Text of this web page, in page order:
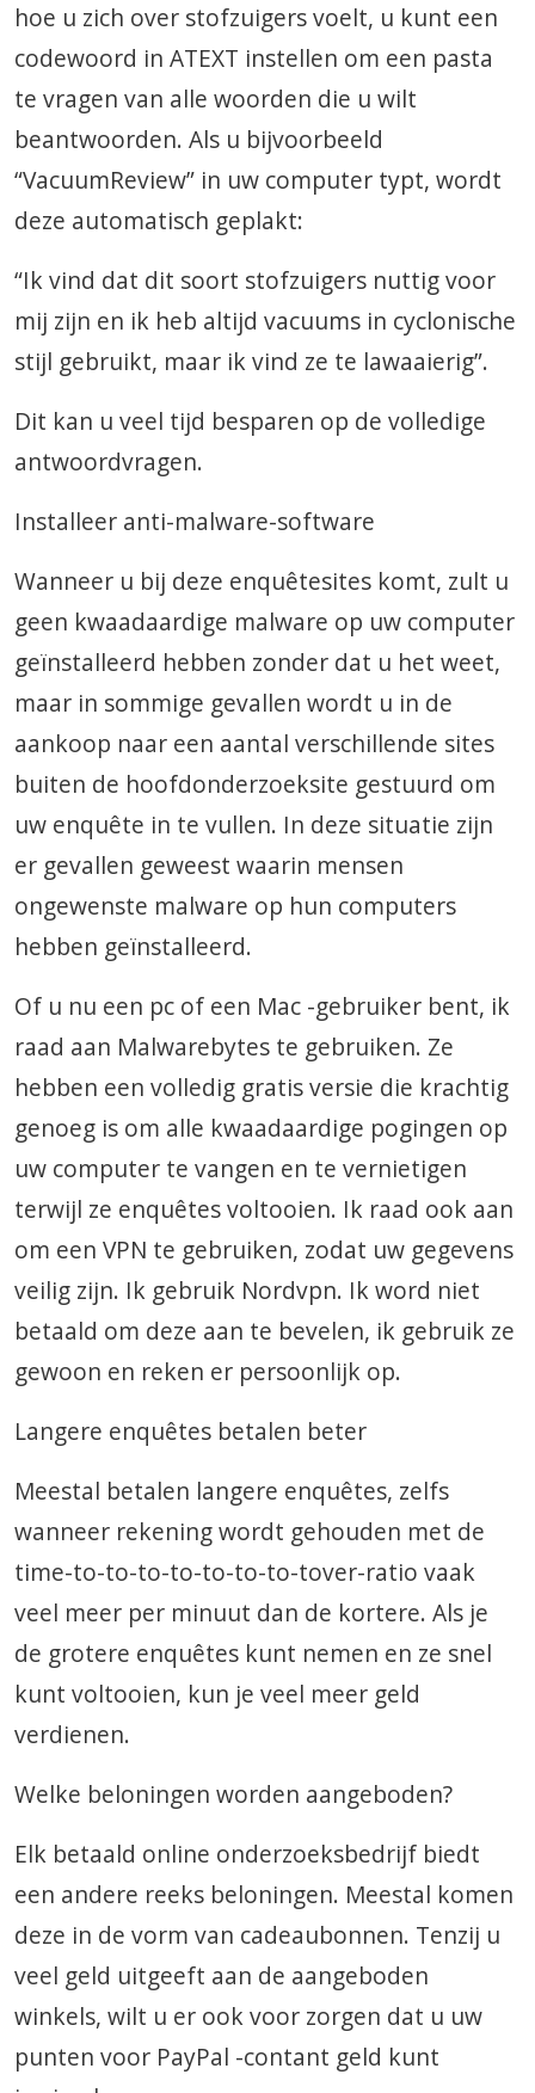
hoe u zich over stofzuigers voelt, u kunt een
codewoord in ATEXT instellen om een ​​pasta
te vragen van alle woorden die u wilt
beantwoorden. Als u bijvoorbeeld
“VacuumReview” in uw computer typt, wordt
deze automatisch geplakt:
“Ik vind dat dit soort stofzuigers nuttig voor
mij zijn en ik heb altijd vacuums in cyclonische
stijl gebruikt, maar ik vind ze te lawaaierig”.
Dit kan u veel tijd besparen op de volledige
antwoordvragen.
Installeer anti-malware-software
Wanneer u bij deze enquêtesites komt, zult u
geen kwaadaardige malware op uw computer
geïnstalleerd hebben zonder dat u het weet,
maar in sommige gevallen wordt u in de
aankoop naar een aantal verschillende sites
buiten de hoofdonderzoeksite gestuurd om
uw enquête in te vullen. In deze situatie zijn
er gevallen geweest waarin mensen
ongewenste malware op hun computers
hebben geïnstalleerd.
Of u nu een pc of een Mac -gebruiker bent, ik
raad aan Malwarebytes te gebruiken. Ze
hebben een volledig gratis versie die krachtig
genoeg is om alle kwaadaardige pogingen op
uw computer te vangen en te vernietigen
terwijl ze enquêtes voltooien. Ik raad ook aan
om een ​​VPN te gebruiken, zodat uw gegevens
veilig zijn. Ik gebruik Nordvpn. Ik word niet
betaald om deze aan te bevelen, ik gebruik ze
gewoon en reken er persoonlijk op.
Langere enquêtes betalen beter
Meestal betalen langere enquêtes, zelfs
wanneer rekening wordt gehouden met de
time-to-to-to-to-to-to-to-tover-ratio vaak
veel meer per minuut dan de kortere. Als je
de grotere enquêtes kunt nemen en ze snel
kunt voltooien, kun je veel meer geld
verdienen.
Welke beloningen worden aangeboden?
Elk betaald online onderzoeksbedrijf biedt
een andere reeks beloningen. Meestal komen
deze in de vorm van cadeaubonnen. Tenzij u
veel geld uitgeeft aan de aangeboden
winkels, wilt u er ook voor zorgen dat u uw
punten voor PayPal -contant geld kunt